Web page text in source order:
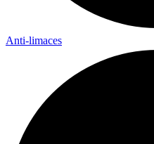
Anti-limaces